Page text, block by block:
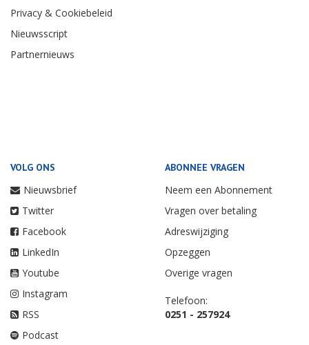
Privacy & Cookiebeleid
Nieuwsscript
Partnernieuws
VOLG ONS
Nieuwsbrief
Twitter
Facebook
LinkedIn
Youtube
Instagram
RSS
Podcast
ABONNEE VRAGEN
Neem een Abonnement
Vragen over betaling
Adreswijziging
Opzeggen
Overige vragen
Telefoon:
0251 - 257924